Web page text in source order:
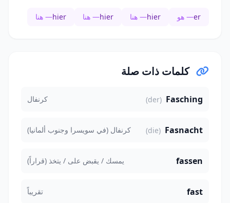
er— هو hier— هنا hier— هنا hier— هنا
كلمات ذات صلة
Fasching
(der) كرنفال
Fasnacht
(die) كرنفال (في سويسرا وجنوب ألمانيا)
fassen يمسك / يقبض على / يتخذ (قراراً)
fast تقريباً